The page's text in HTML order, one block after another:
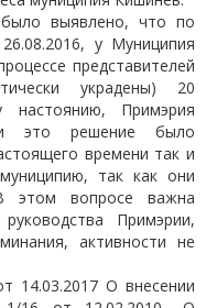
выявлено, что по
у Муниципия
представителей
украдены) 20
настоянию, Примэрия
и это решение было
времени так и
так как они
этом вопросе важна
Примэрии,
активности не
14.03.2017 О внесении